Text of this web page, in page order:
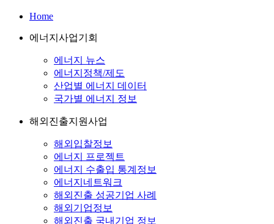
Home
에너지사업기회
에너지 뉴스
에너지정책/제도
산업별 에너지 데이터
국가별 에너지 정보
해외진출지원사업
해외입찰정보
에너지 프로젝트
에너지 수출입 통계정보
에너지네트워크
해외진출 성공기업 사례
해외기업정보
해외진출 국내기업 정보